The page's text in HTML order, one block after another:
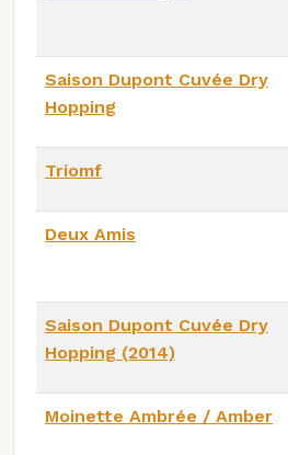
Saison Dupont Cuvée Dry
Hopping
Triomf
Deux Amis
Saison Dupont Cuvée Dry
Hopping (2014)
Moinette Ambrée / Amber